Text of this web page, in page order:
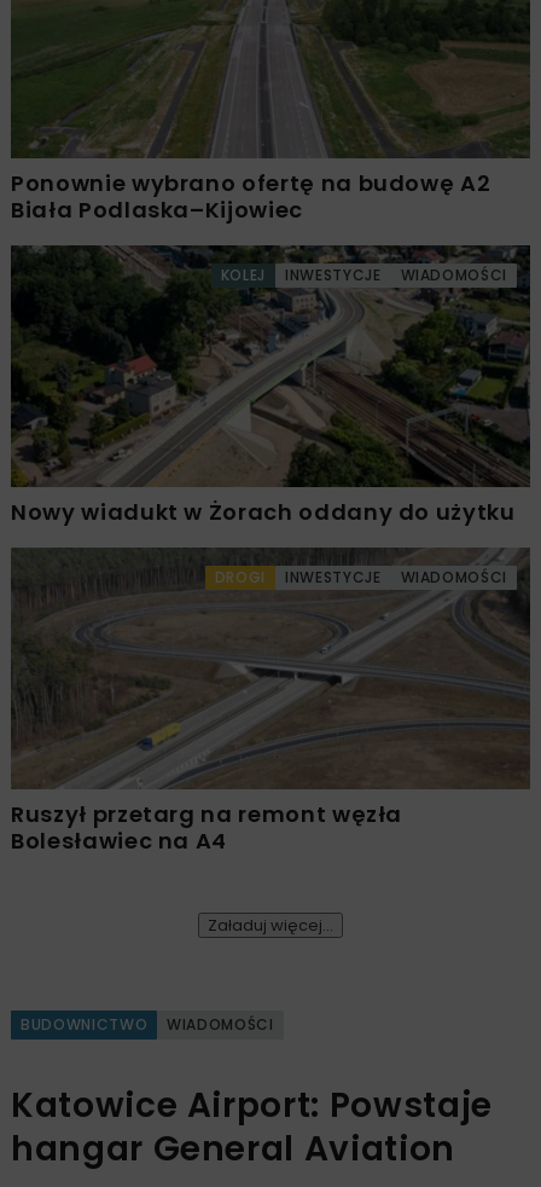
Ponownie wybrano ofertę na budowę A2
Biała Podlaska–Kijowiec
KOLEJ INWESTYCJE WIADOMOŚCI
Nowy wiadukt w Żorach oddany do użytku
DROGI INWESTYCJE WIADOMOŚCI
Ruszył przetarg na remont węzła
Bolesławiec na A4
Załaduj więcej...
BUDOWNICTWO WIADOMOŚCI
Katowice Airport: Powstaje
hangar General Aviation